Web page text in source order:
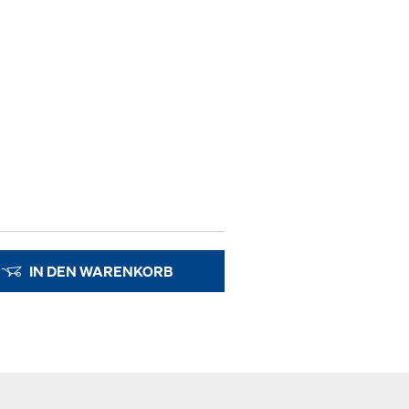
IN DEN WARENKORB